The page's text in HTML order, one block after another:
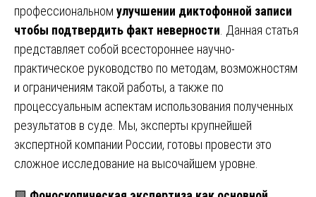
профессиональном улучшении диктофонной записи
чтобы подтвердить факт неверности . Данная статья
представляет собой всестороннее научно-
практическое руководство по методам, возможностям
и ограничениям такой работы, а также по
процессуальным аспектам использования полученных
результатов в суде. Мы, эксперты крупнейшей
экспертной компании России, готовы провести это
сложное исследование на высочайшем уровне.